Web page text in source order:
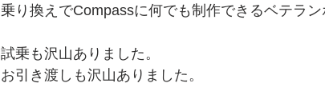
乗り換えでCompassに何でも制作できるベテラ
試乗も沢山ありました。
お引き渡しも沢山ありました。